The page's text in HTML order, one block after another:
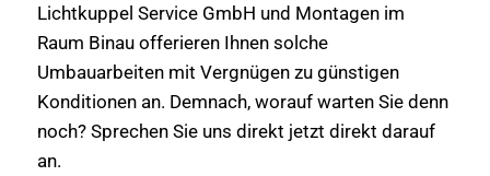
Lichtkuppel Service GmbH und Montagen im
Raum Binau offerieren Ihnen solche
Umbauarbeiten mit Vergnügen zu günstigen
Konditionen an. Demnach, worauf warten Sie denn
noch? Sprechen Sie uns direkt jetzt direkt darauf
an.